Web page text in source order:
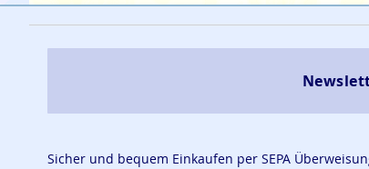
Sicher und bequem Einkaufen per SEPA